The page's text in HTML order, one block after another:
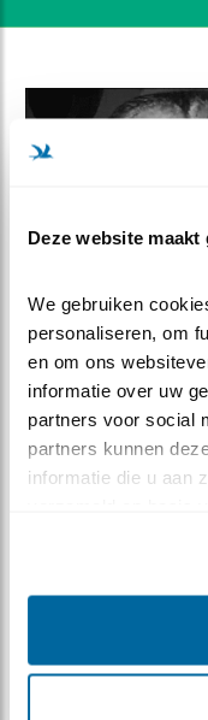
Deze website
We gebruiken
personaliseren, om
en om ons
informatie over uw
partners voor social
partners kunnen
informatie die u aan
3e hele
Emil | Geplaatst op
bosuil een klein
Hap-slik-weg!